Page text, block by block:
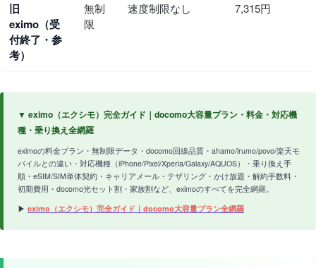
旧
eximo（受
付終了・参
考）
無制
限
速度制限なし 7,315円
▼ eximo（エクシモ）完全ガイド｜docomo大容量プラン・料金・対応機
種・乗り換え全網羅
eximoの料金プラン・無制限データ・docomo回線品質・ahamo/irumo/povo/楽天モ
バイルとの違い・対応機種（iPhone/Pixel/Xperia/Galaxy/AQUOS）・乗り換え手
順・eSIM/SIM単体契約・キャリアメール・テザリング・かけ放題・解約手数料・
初期費用・docomo光セット割・家族割など、eximoのすべてを完全網羅。
▶ eximo（エクシモ）完全ガイド｜docomo大容量プラン全網羅